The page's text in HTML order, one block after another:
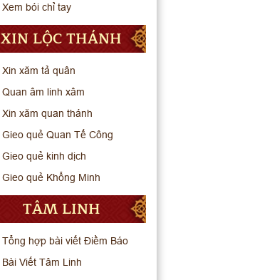
Xem bói chỉ tay
XIN LỘC THÁNH
Xin xăm tả quân
Quan âm linh xâm
Xin xăm quan thánh
Gieo quẻ Quan Tế Công
Gieo quẻ kinh dịch
Gieo quẻ Khổng Minh
TÂM LINH
Tổng hợp bài viết Điềm Báo
Bài Viết Tâm Linh